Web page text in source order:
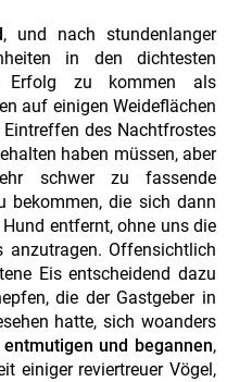
, und nach stundenlanger
in den dichtesten
Erfolg zu kommen als
auf einigen Weideflächen
des Nachtfrostes
haben müssen, aber
schwer zu fassende
bekommen, die sich dann
entfernt, ohne uns die
anzutragen. Offensichtlich
Eis entscheidend dazu
die der Gastgeber in
hatte, sich woanders
und begannen,
einiger reviertreuer Vögel,